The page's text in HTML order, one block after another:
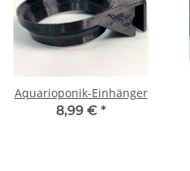
Aquarioponik-Einhänger
8,99 € *